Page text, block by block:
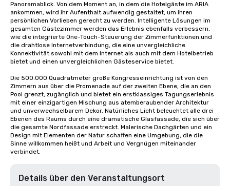
Panoramablick. Von dem Moment an, in dem die Hotelgäste im ARIA
ankommen, wird ihr Aufenthalt aufwendig gestaltet, um ihren
persönlichen Vorlieben gerecht zu werden. Intelligente Lösungen im
gesamten Gästezimmer werden das Erlebnis ebenfalls verbessern,
wie die integrierte One-Touch-Steuerung der Zimmerfunktionen und
die drahtlose Internetverbindung, die eine unvergleichliche
Konnektivität sowohl mit dem Internet als auch mit dem Hotelbetrieb
bietet und einen unvergleichlichen Gästeservice bietet.
Die 500.000 Quadratmeter große Kongresseinrichtung ist von den
Zimmern aus über die Promenade auf der zweiten Ebene, die an den
Pool grenzt, zugänglich und bietet ein erstklassiges Tagungserlebnis
mit einer einzigartigen Mischung aus atemberaubender Architektur
und unverwechselbarem Dekor. Natürliches Licht beleuchtet alle drei
Ebenen des Raums durch eine dramatische Glasfassade, die sich über
die gesamte Nordfassade erstreckt. Malerische Dachgärten und ein
Design mit Elementen der Natur schaffen eine Umgebung, die die
Sinne willkommen heißt und Arbeit und Vergnügen miteinander
verbindet.
Details über den Veranstaltungsort